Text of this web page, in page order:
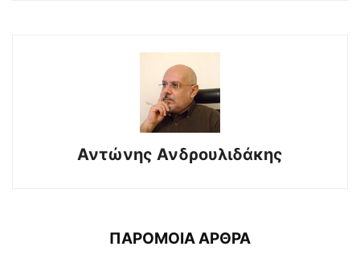
Αντώνης Ανδρουλιδάκης
ΠΑΡΟΜΟΙΑ ΑΡΘΡΑ